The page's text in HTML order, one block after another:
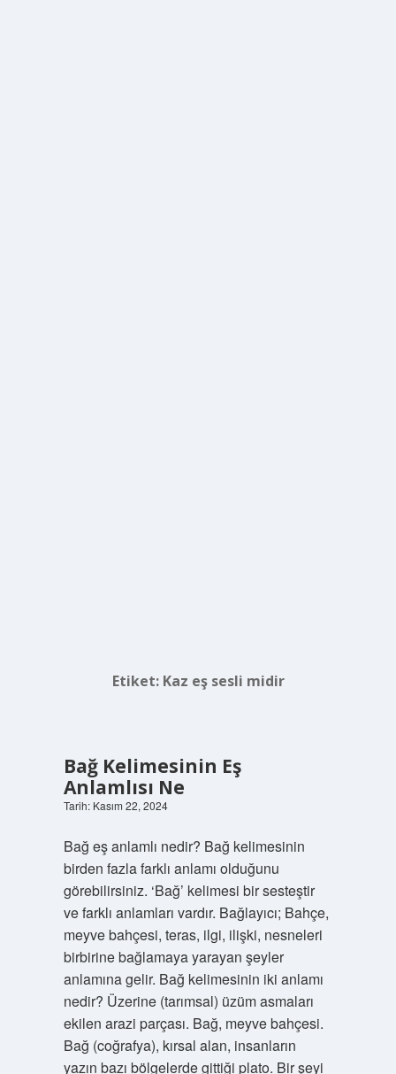
Etiket: Kaz eş sesli midir
Bağ Kelimesinin Eş
Anlamlısı Ne
Tarih: Kasım 22, 2024
Bağ eş anlamlı nedir? Bağ kelimesinin
birden fazla farklı anlamı olduğunu
görebilirsiniz. ‘Bağ’ kelimesi bir sesteştir
ve farklı anlamları vardır. Bağlayıcı; Bahçe,
meyve bahçesi, teras, ilgi, ilişki, nesneleri
birbirine bağlamaya yarayan şeyler
anlamına gelir. Bağ kelimesinin iki anlamı
nedir? Üzerine (tarımsal) üzüm asmaları
ekilen arazi parçası. Bağ, meyve bahçesi.
Bağ (coğrafya), kırsal alan, insanların
yazın bazı bölgelerde gittiği plato. Bir şeyi